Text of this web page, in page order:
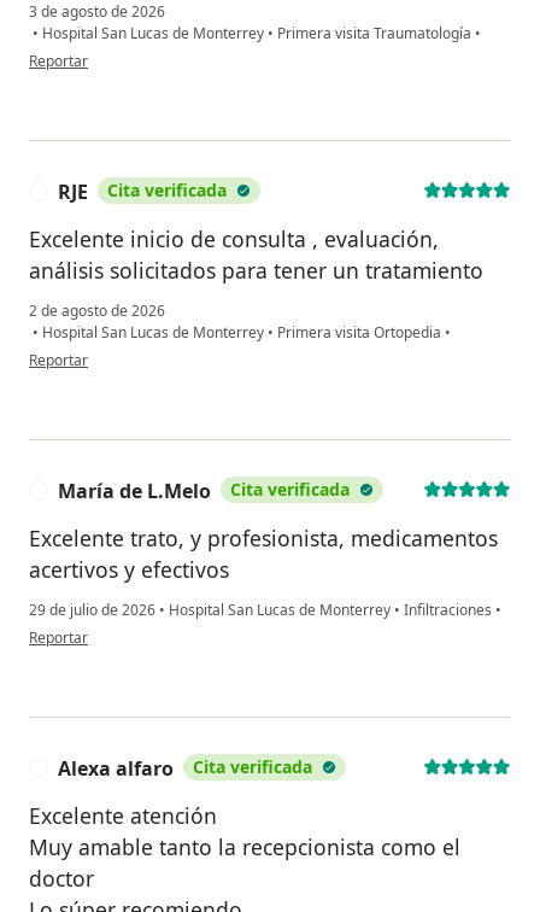
3 de agosto de 2026
• Hospital San Lucas de Monterrey • Primera visita Traumatología •
en opinión del usuario Irma Noemí González Paqupt
Reportar
RJE Cita verificada
Excelente inicio de consulta , evaluación,
análisis solicitados para tener un tratamiento
2 de agosto de 2026
• Hospital San Lucas de Monterrey • Primera visita Ortopedia •
en opinión del usuario RJE
Reportar
María de L.Melo Cita verificada
Excelente trato, y profesionista, medicamentos
acertivos y efectivos
29 de julio de 2026 • Hospital San Lucas de Monterrey • Infiltraciones •
en opinión del usuario María de L.Melo
Reportar
Alexa alfaro Cita verificada
Excelente atención
Muy amable tanto la recepcionista como el
doctor